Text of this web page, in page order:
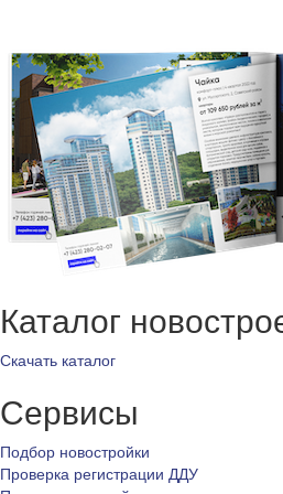
Каталог
Скачать каталог
Сервисы
Подбор новостройки
Проверка регистрации ДДУ